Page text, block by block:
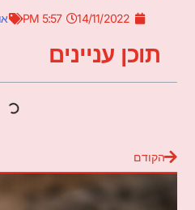
14/11/2022
5:57 PM
תוכן עניינים
הקודם